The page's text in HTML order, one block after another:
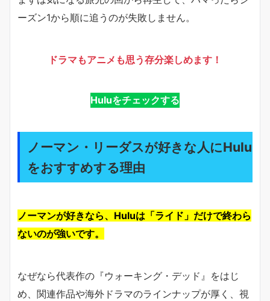
ーズン1から順に追うのが失敗しません。
ドラマもアニメも思う存分楽しめます！
Huluをチェックする
ノーマン・リーダスが好きな人にHulu
をおすすめする理由
ノーマンが好きなら、Huluは「ライド」だけで終わら
ないのが強いです。
なぜなら代表作の『ウォーキング・デッド』をはじ
め、関連作品や海外ドラマのラインナップが厚く、視